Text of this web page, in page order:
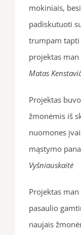
mokiniais,
padiskutuoti
trumpam tapti
projektas
Matas
Projektas
žmonėmis iš
nuomones
mąstymo
Vyšniauskaitė
Projektas
pasaulio
naujais